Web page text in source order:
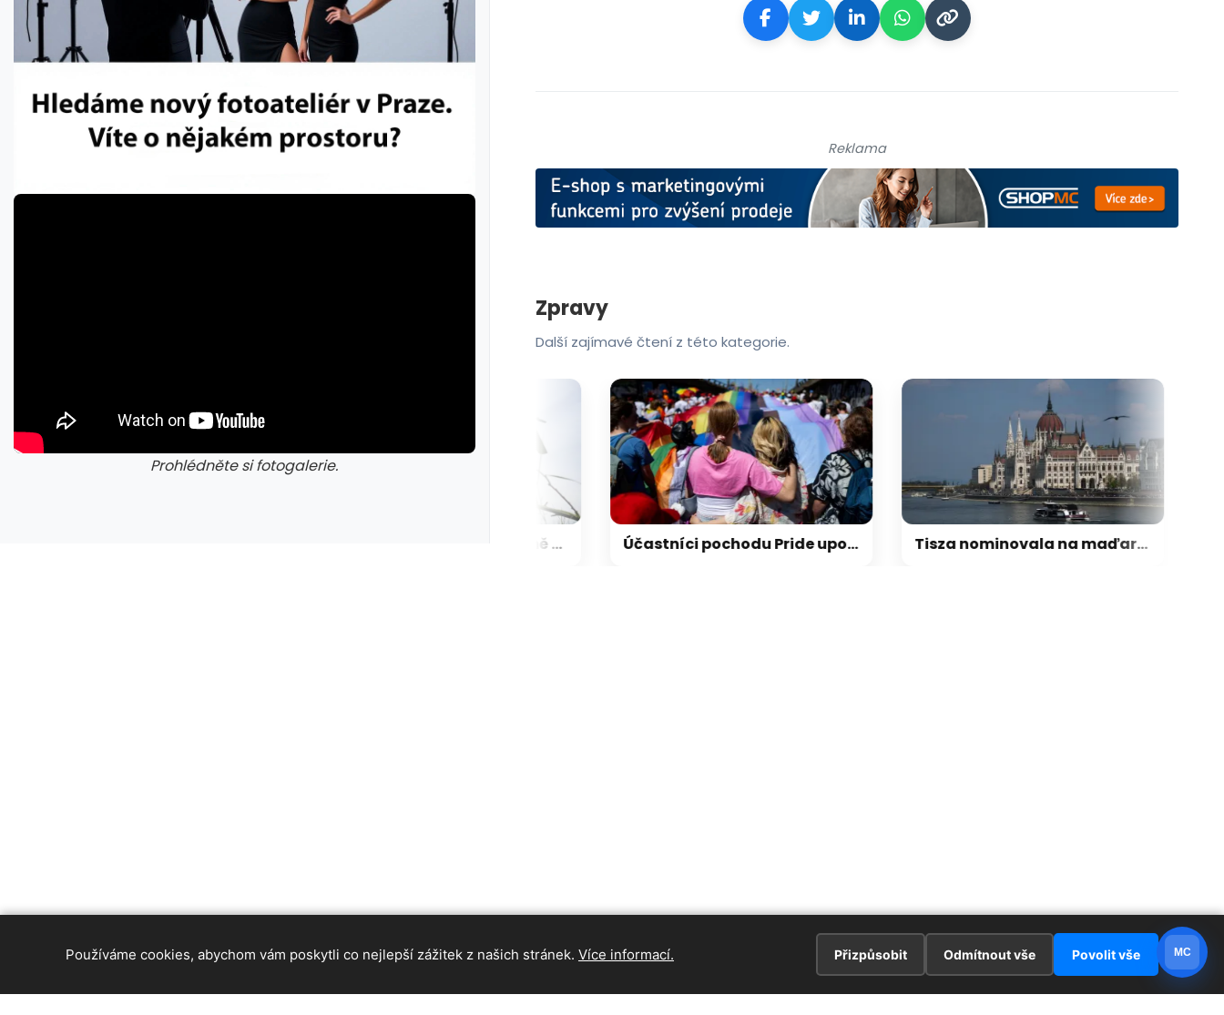
Prohlédněte si fotogalerie.
galerie: cviky galerie: cviky
Reklama
Zpravy
Další zajímavé čtení z této kategorie.
Účastníci pochodu Pride upozorňují na trvající nerovnosti i společenskou atmosféru Tisza nominovala na maďarského prezidenta bývalého šéfa nejvyššího soudu
Používáme cookies, abychom vám poskytli co nejlepší zážitek z našich stránek. Více informací. Přizpůsobit Odmítnout vše Povolit vše MC